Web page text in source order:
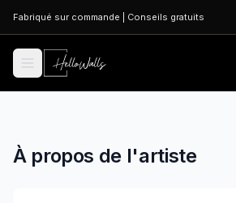
Aller au contenu principal
Fabriqué sur commande Conseils gratuits
À propos de l'artiste